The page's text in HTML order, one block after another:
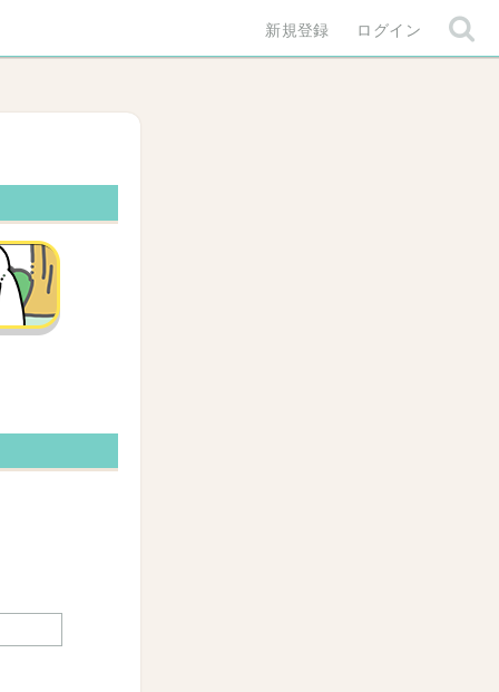
新規登録 ログイン